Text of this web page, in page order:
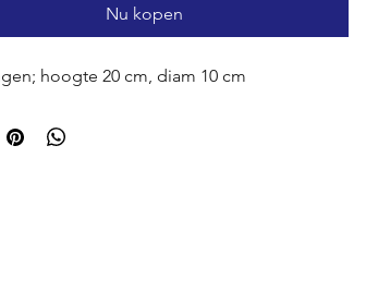
Nu kopen
hoogte 20 cm, diam 10 cm